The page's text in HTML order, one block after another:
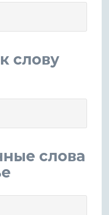
слову
слова